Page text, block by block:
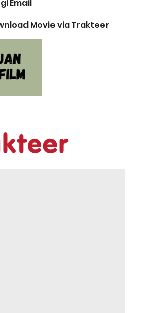
Email
Movie via Trakteer